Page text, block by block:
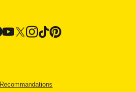
Recommandations